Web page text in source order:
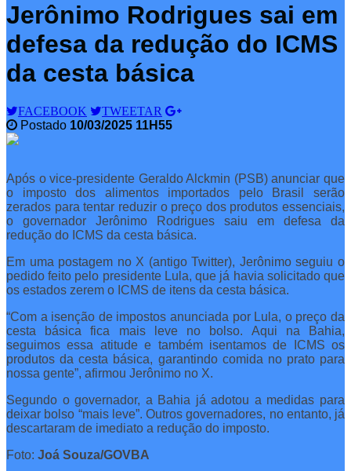
Jerônimo Rodrigues sai em
defesa da redução do ICMS
da cesta básica
FACEBOOK
TWEETAR
Postado 10/03/2025 11H55
Após o vice-presidente Geraldo Alckmin (PSB) anunciar que
o imposto dos alimentos importados pelo Brasil serão
zerados para tentar reduzir o preço dos produtos essenciais,
o governador Jerônimo Rodrigues saiu em defesa da
redução do ICMS da cesta básica.
Em uma postagem no X (antigo Twitter), Jerônimo seguiu o
pedido feito pelo presidente Lula, que já havia solicitado que
os estados zerem o ICMS de itens da cesta básica.
“Com a isenção de impostos anunciada por Lula, o preço da
cesta básica fica mais leve no bolso. Aqui na Bahia,
seguimos essa atitude e também isentamos de ICMS os
produtos da cesta básica, garantindo comida no prato para
nossa gente”, afirmou Jerônimo no X.
Segundo o governador, a Bahia já adotou a medidas para
deixar bolso “mais leve”. Outros governadores, no entanto, já
descartaram de imediato a redução do imposto.
Foto: Joá Souza/GOVBA